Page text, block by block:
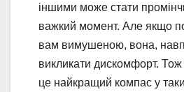
іншими може стати
важкий момент. Але якщо
вам вимушеною, вона,
викликати дискомфорт.
це найкращий компас у